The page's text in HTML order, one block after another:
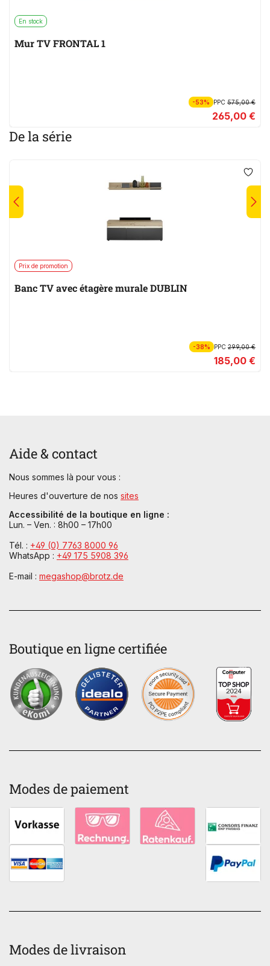
En stock
Mur TV FRONTAL 1
-53% PPC575,00 €
265,00 €
De la série
Prix de promotion
Banc TV avec étagère murale DUBLIN
-38% PPC299,00 €
185,00 €
Aide & contact
Nous sommes là pour vous :
Heures d'ouverture de nos sites
Accessibilité de la boutique en ligne :
Lun. – Ven. : 8h00 – 17h00
Tél. : +49 (0) 7763 8000 96
WhatsApp : +49 175 5908 396
E-mail : megashop@brotz.de
Boutique en ligne certifiée
Modes de paiement
Modes de livraison